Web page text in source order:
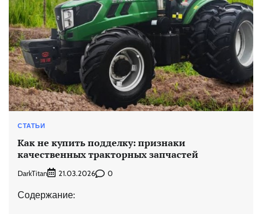
СТАТЬИ
Как не купить подделку: признаки
качественных тракторных запчастей
DarkTitan 21.03.2026 0
Содержание: